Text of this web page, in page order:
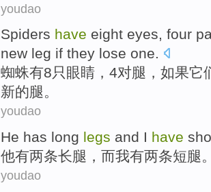
youdao
Spiders have eight eyes, four
new leg if they lose one.
蜘蛛有8只眼睛 ， 4对腿 ， 如果它
新的腿。
youdao
He has long legs and I have
他有两条长腿 ， 而我有两条短腿
youdao